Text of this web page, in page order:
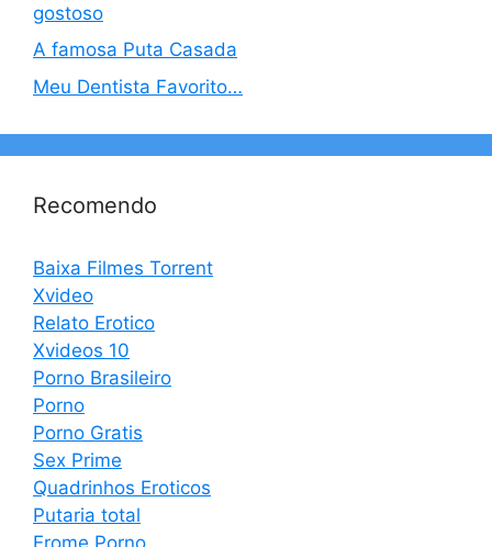
gostoso
A famosa Puta Casada
Meu Dentista Favorito…
Recomendo
Baixa Filmes Torrent
Xvideo
Relato Erotico
Xvideos 10
Porno Brasileiro
Porno
Porno Gratis
Sex Prime
Quadrinhos Eroticos
Putaria total
Erome Porno